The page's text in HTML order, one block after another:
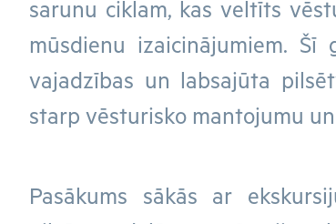
sarunu ciklam, kas veltīts
mūsdienu izaicinājumiem. Šī
vajadzības un labsajūta
starp vēsturisko mantojumu
Pasākums sākās ar